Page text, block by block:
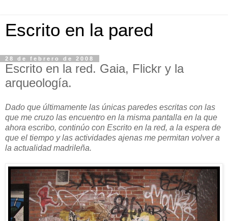
Escrito en la pared
28 de febrero de 2008
Escrito en la red. Gaia, Flickr y la
arqueología.
Dado que últimamente las únicas paredes escritas con las
que me cruzo las encuentro en la misma pantalla en la que
ahora escribo, continúo con Escrito en la red, a la espera de
que el tiempo y las actividades ajenas me permitan volver a
la actualidad madrileña.